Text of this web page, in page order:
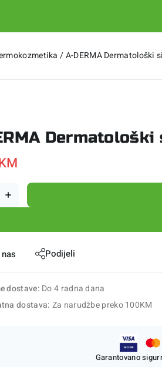
/A-DERMA Dermatološki
Dermatološki
Podijeli
dostave: Do 4 radna dana
dostava: Za narudžbe preko 100KM
Garantovano